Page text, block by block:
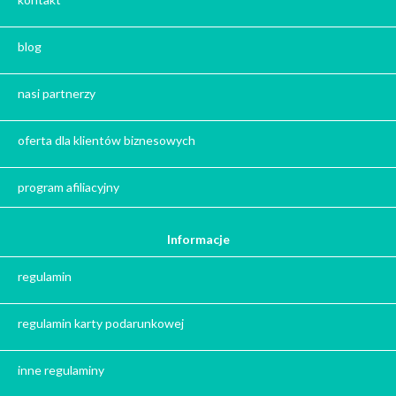
Zima
Herbata - podziękowanie dla gości
Ile gram ma łyżeczka do herbaty?
Prezent na święta
blog
nasi partnerzy
oferta dla klientów biznesowych
program afiliacyjny
Informacje
regulamin
regulamin karty podarunkowej
inne regulaminy